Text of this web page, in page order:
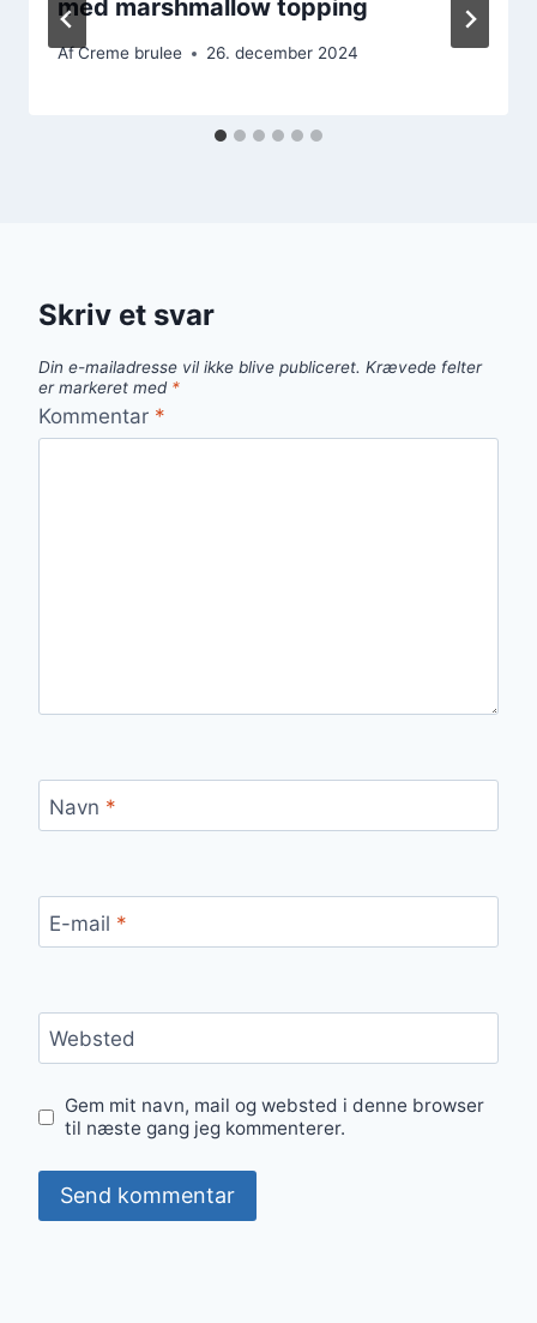
med marshmallow topping
AfCreme brulee 26. december 2024
Skriv et svar
Din e-mailadresse vil ikke blive publiceret. Krævede felter
er markeret med *
Kommentar *
Navn *
E-mail *
Websted
Gem mit navn, mail og websted i denne browser
til næste gang jeg kommenterer.